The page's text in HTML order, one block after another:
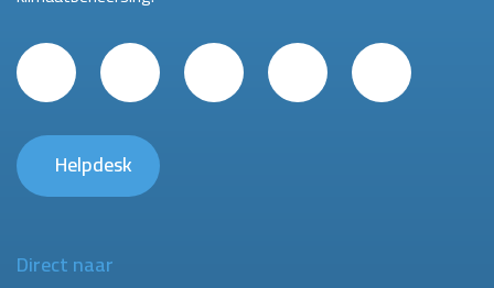
Helpdesk
Direct naar